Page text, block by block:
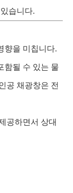
습니다.
향을 미칩니다.
함될 수 있는 물
공 채광창은 전
공하면서 상대